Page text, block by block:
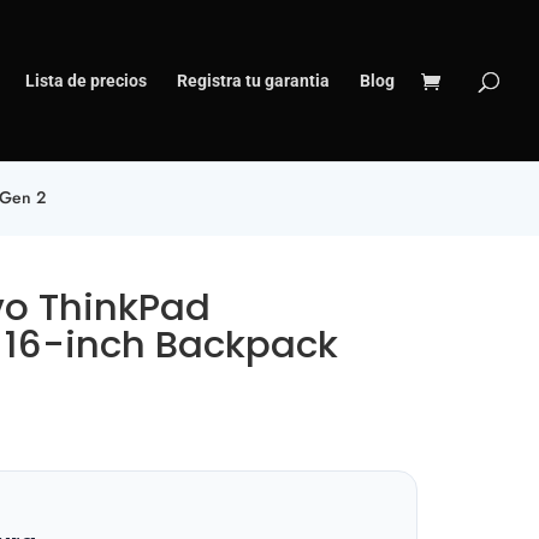
Lista de precios Registra tu garantia Blog
2
ThinkPad
inch Backpack